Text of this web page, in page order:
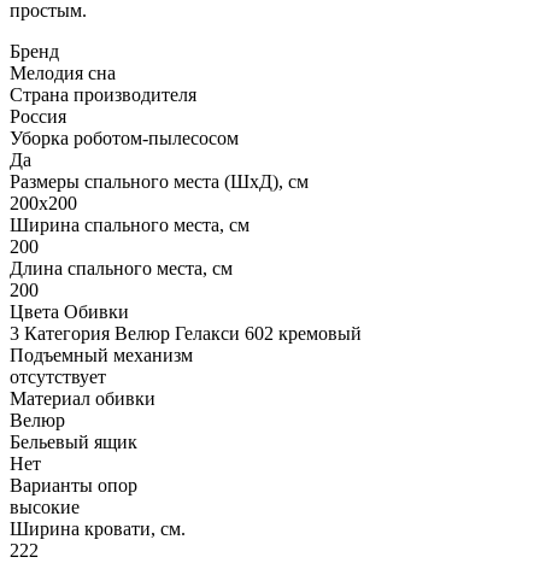
простым.
Бренд
Мелодия сна
Страна производителя
Россия
Уборка роботом-пылесосом
Да
Размеры спального места (ШхД), см
200х200
Ширина спального места, см
200
Длина спального места, см
200
Цвета Обивки
3 Категория Велюр Гелакси 602 кремовый
Подъемный механизм
отсутствует
Материал обивки
Велюр
Бельевый ящик
Нет
Варианты опор
высокие
Ширина кровати, см.
222